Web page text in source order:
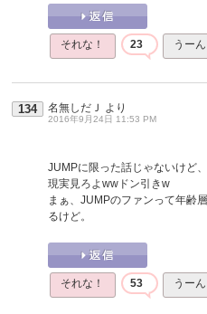
それな！ 23 うー
134 名無しだＪ より
2016年9月24日 11:53 PM
JUMPに限った話じゃないけど
現実見ろよwwドン引きw
まぁ、JUMPのファンって年齢
るけど。
それな！ 53 うー